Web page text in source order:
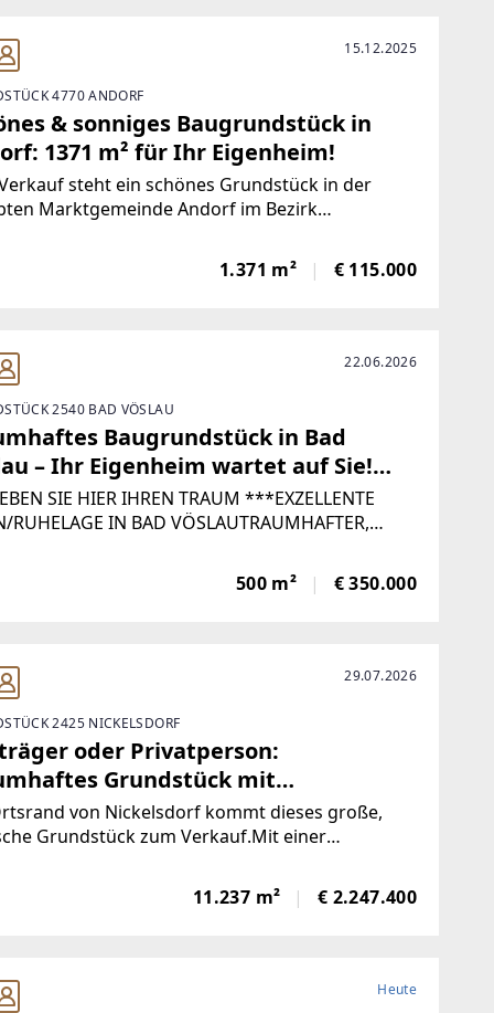
15.12.2025
4770 ANDORF
& sonniges Baugrundstück in
1371 m² für Ihr Eigenheim!
steht ein schönes Grundstück in der
Marktgemeinde Andorf im Bezirk
mit einer Fläche von 1.104 m² zzgl. 267
das Ihnen die Möglichkeit bietet, Ihren
1.371 m² € 115.000
22.06.2026
2540 BAD VÖSLAU
Baugrundstück in Bad
– Ihr Eigenheim wartet auf Sie!
€
SIE HIER IHREN TRAUM ***EXZELLENTE
RUHELAGE IN BAD VÖSLAUTRAUMHAFTER,
darf wie folgt bebaut werden:max. 180 m²
500 m² € 350.000
29.07.2026
2425 NICKELSDORF
oder Privatperson:
Grundstück mit
in ruhiger Lage - teilbar
von Nickelsdorf kommt dieses große,
Grundstück zum Verkauf.Mit einer
der Bebauung und Nutzung.Hier ist es
möglich, sich eine Rückzugsoase
11.237 m² € 2.247.400
Heute